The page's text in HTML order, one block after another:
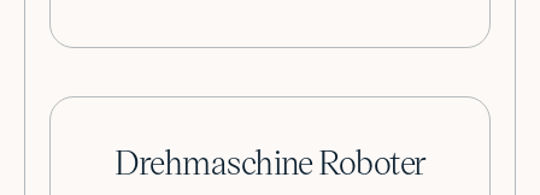
Drehmaschine Roboter